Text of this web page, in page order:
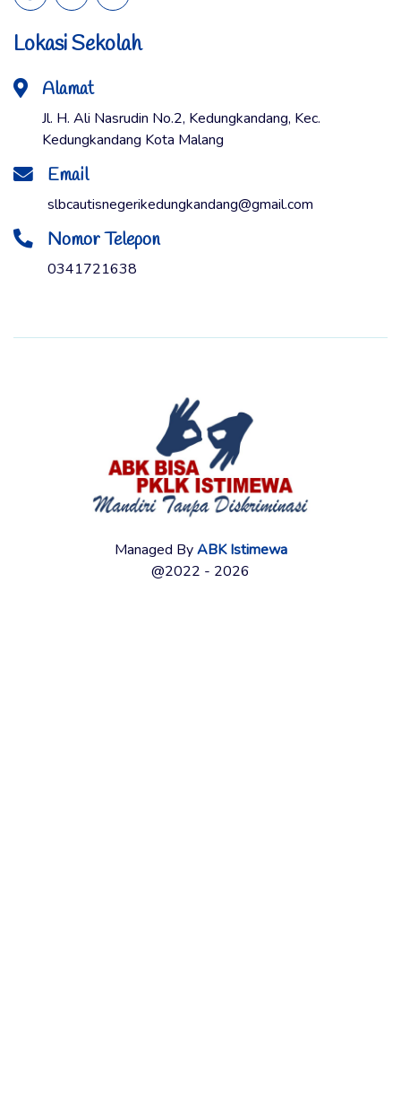
Lokasi Sekolah
Alamat
Jl. H. Ali Nasrudin No.2, Kedungkandang, Kec.
Kedungkandang Kota Malang
Email
slbcautisnegerikedungkandang@gmail.com
Nomor Telepon
0341721638
Managed ByABK Istimewa
@2022 - 2026